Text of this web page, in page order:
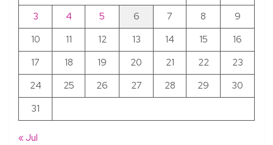
3
4 5 6 7 8
9
10
11 12 13 14 15
16
17
18 19 20 21 22
23
24
25 26 27 28 29
30
31
« Jul